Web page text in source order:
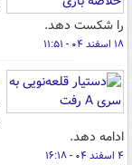
را شکست دهد.
۱۸ اسفند ۰۴ - ۱۱:۵۱
ادامه دهد.
۴ اسفند ۰۴ - ۱۶:۱۸